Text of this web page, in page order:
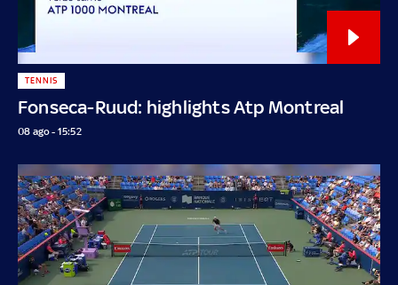
Fonseca-Ruud: highlights Atp Montreal
TENNIS
08 ago - 15:52